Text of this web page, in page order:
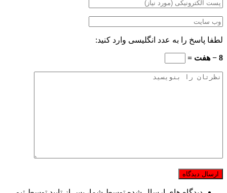
لطفا پاسخ را به عدد انگلیسی وارد کنید:
8 − هفت =